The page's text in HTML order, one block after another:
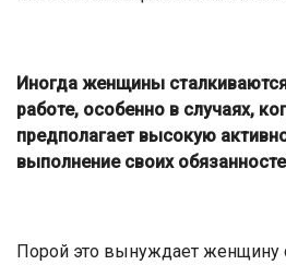
Иногда женщины
работе, особенно в случаях,
предполагает высокую
выполнение своих
Порой это вынуждает женщину